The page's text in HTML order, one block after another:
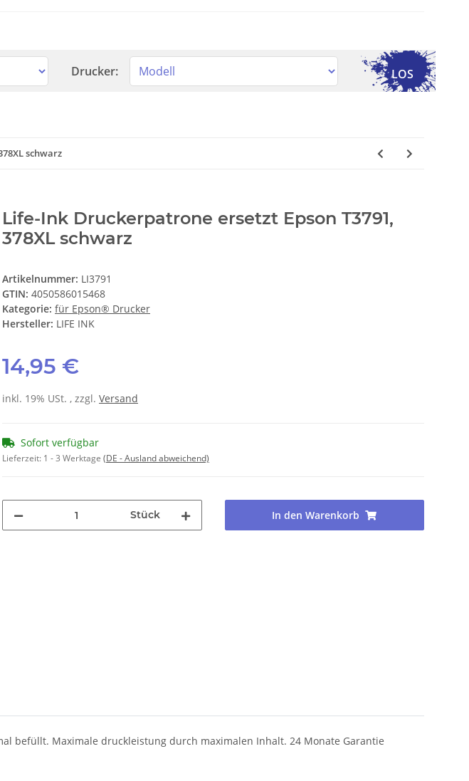
Drucker: LOS
schwarz
Life-Ink Druckerpatrone ersetzt Epson T3791,
378XL schwarz
Artikelnummer: LI3791
GTIN: 4050586015468
Kategorie: für Epson® Drucker
Hersteller: LIFE INK
14,95 €
inkl. 19% USt. , zzgl. Versand
Sofort verfügbar
Lieferzeit: 1 - 3 Werktage (DE - Ausland abweichend)
Stück In den Warenkorb
befüllt. Maximale druckleistung durch maximalen Inhalt. 24 Monate Garantie